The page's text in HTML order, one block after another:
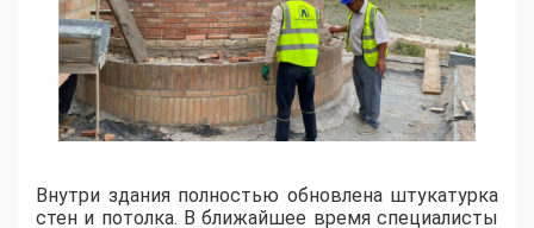
​Внутри здания полностью обновлена штукатурка
стен и потолка. В ближайшее время специалисты